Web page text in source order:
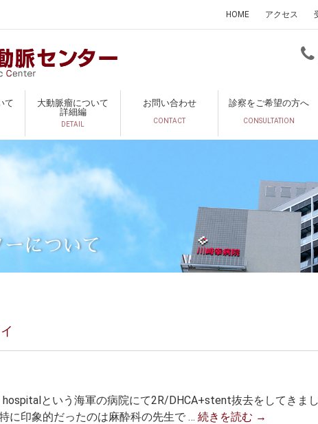
HOME アクセス
て
大動脈瘤について
詳細編
DETAIL
お問い合わせ
CONTACT
診察をご希望の方へ
CONSULTATION
について
という海軍の病院にて2R/DHCA+stent抜去をしてきまし
印象的だったのは麻酔科の先生で … 続きを読む →